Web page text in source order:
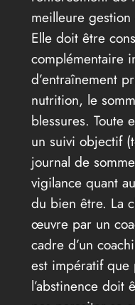
meilleure
Elle doit être
complémentaire
d’entraînement
nutrition, le
blessures. Toute
un suivi objectif
journal de
vigilance quant
du bien être. La
œuvre par un
cadre d’un
est impératif que
l’abstinence doit